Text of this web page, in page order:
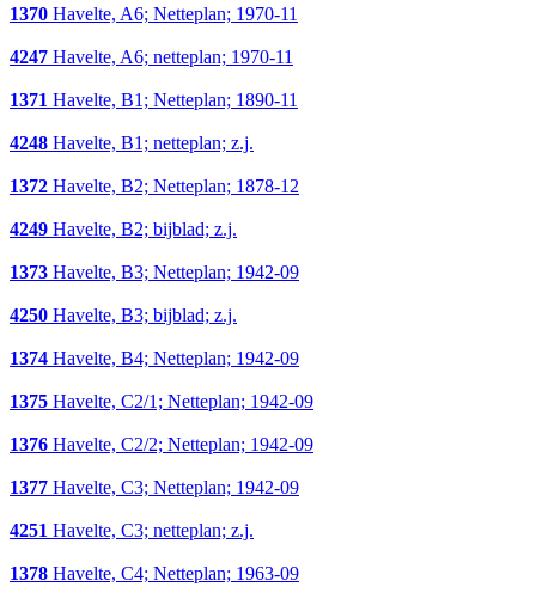
1370 Havelte, A6; Netteplan; 1970-11
4247 Havelte, A6; netteplan; 1970-11
1371 Havelte, B1; Netteplan; 1890-11
4248 Havelte, B1; netteplan; z.j.
1372 Havelte, B2; Netteplan; 1878-12
4249 Havelte, B2; bijblad; z.j.
1373 Havelte, B3; Netteplan; 1942-09
4250 Havelte, B3; bijblad; z.j.
1374 Havelte, B4; Netteplan; 1942-09
1375 Havelte, C2/1; Netteplan; 1942-09
1376 Havelte, C2/2; Netteplan; 1942-09
1377 Havelte, C3; Netteplan; 1942-09
4251 Havelte, C3; netteplan; z.j.
1378 Havelte, C4; Netteplan; 1963-09